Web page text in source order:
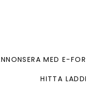
MED E-
HITTA